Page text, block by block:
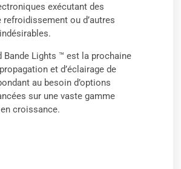
exécutant des
ou d’autres
Bande Lights ™ est la prochaine
et d’éclairage de
au besoin d’options
sur une vaste gamme
croissance.